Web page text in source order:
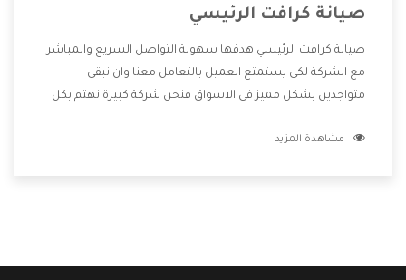
صيانة كرافت الرئيسي
صيانة كرافت الرئيسي هدفها سهولة التواصل السريع والمباشر
مع الشركة لكى يستمتع العميل بالتعامل معنا وان نبقى
متواجدين بشكل مميز فى الاسواق فنحن شركة كبيرة نهتم بكل
الشركة بها والتى تكون منها خدمة الصيانة التى تكون من أهم
مشاهدة المزيد